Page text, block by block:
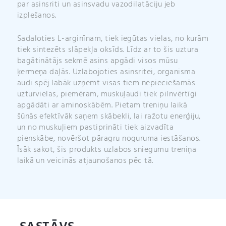
par asinsriti un asinsvadu vazodilatāciju jeb
izplešanos.
Sadaloties L-arginīnam, tiek iegūtas vielas, no kurām
tiek sintezēts slāpekļa oksīds. Līdz ar to šis uztura
bagātinātājs sekmē asins apgādi visos mūsu
ķermeņa daļās. Uzlabojoties asinsritei, organisma
audi spēj labāk uzņemt visas tiem nepieciešamās
uzturvielas, piemēram, muskuļaudi tiek pilnvērtīgi
apgādāti ar aminoskābēm. Pietam treniņu laikā
šūnās efektīvāk saņem skābekli, lai ražotu enerģiju,
un no muskuļiem pastiprināti tiek aizvadīta
pienskābe, novēršot pāragru noguruma iestāšanos.
Īsāk sakot, šis produkts uzlabos sniegumu treniņa
laikā un veicinās atjaunošanos pēc tā.